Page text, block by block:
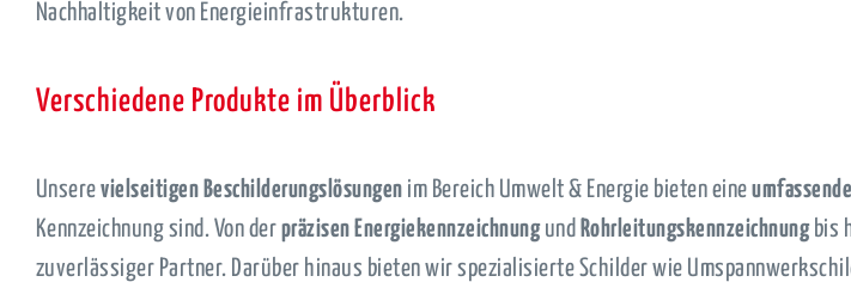
Nachhaltigkeit von Energieinfrastrukturen.
Verschiedene Produkte im Überblick
Unserevielseitigen Beschilderungslösungen im Bereich Umwelt & Energie bieten eine
Kennzeichnung sind. Von der präzisen Energiekennzeichnungund Rohrleitungskennzeichnungbis
zuverlässiger Partner. Darüber hinaus bieten wir spezialisierte Schilder wie